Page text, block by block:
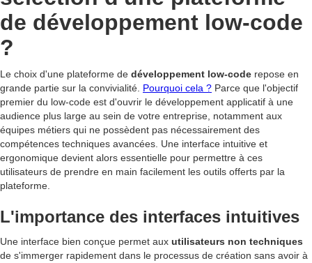
de développement low-code
?
Le choix d'une plateforme de développement low-code repose en
grande partie sur la convivialité. Pourquoi cela ? Parce que l'objectif
premier du low-code est d'ouvrir le développement applicatif à une
audience plus large au sein de votre entreprise, notamment aux
équipes métiers qui ne possèdent pas nécessairement des
compétences techniques avancées. Une interface intuitive et
ergonomique devient alors essentielle pour permettre à ces
utilisateurs de prendre en main facilement les outils offerts par la
plateforme.
L'importance des interfaces intuitives
Une interface bien conçue permet aux utilisateurs non techniques
de s'immerger rapidement dans le processus de création sans avoir à